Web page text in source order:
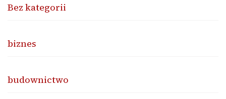
Bez kategorii
biznes
budownictwo